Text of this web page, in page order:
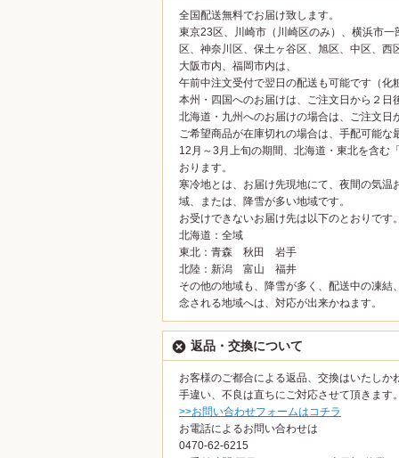
全国配送無料でお届け致します。
東京23区、川崎市（川崎区のみ）、横浜市
区、神奈川区、保土ヶ谷区、旭区、中区、西
大阪市内、福岡市内は、
午前中注文受付で翌日の配送も可能です（化
本州・四国へのお届けは、ご注文日から２日
北海道・九州へのお届けの場合は、ご注文日
ご希望商品が在庫切れの場合は、手配可能な
12月～3月上旬の期間、北海道・東北を含む
おります。
寒冷地とは、お届け先現地にて、夜間の気温
域、または、降雪が多い地域です。
お受けできないお届け先は以下のとおりです
北海道：全域
東北：青森 秋田 岩手
北陸：新潟 富山 福井
その他の地域も、降雪が多く、配送中の凍
念される地域へは、対応が出来かねます。
返品・交換について
お客様のご都合による返品、交換はいたしか
手違い、不良は直ちにご対応させて頂きます
>>お問い合わせフォームはコチラ
お電話によるお問い合わせは
0470-62-6215